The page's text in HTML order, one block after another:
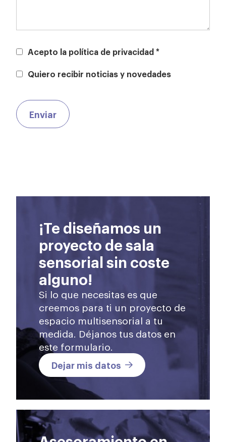
Acepto la política de privacidad *
Quiero recibir noticias y novedades
¡Te diseñamos un
proyecto de sala
sensorial sin coste
alguno!
Si lo que necesitas es que
creemos para ti un proyecto de
espacio multisensorial a tu
medida. Déjanos tus datos en
este formulario.
Dejar mis datos